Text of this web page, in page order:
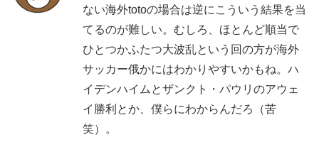
ない海外totoの場合は逆にこういう結果を当
てるのが難しい。むしろ、ほとんど順当で
ひとつかふたつ大波乱という回の方が海外
サッカー俄かにはわかりやすいかもね。ハ
イデンハイムとザンクト・パウリのアウェ
イ勝利とか、僕らにわからんだろ（苦
笑）。